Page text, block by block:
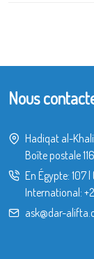
Nous
Hadiqat al-
Boîte postale
En Égypte: 107|
International:
ask@dar-